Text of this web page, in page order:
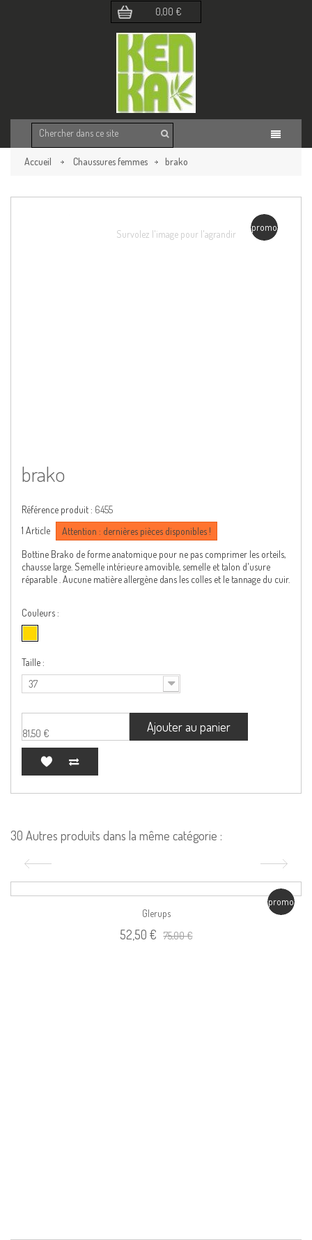
0,00 €
Accueil Chaussures femmes brako
promo
Survolez l'image pour l'agrandir
brako
Référence produit : 6455
1 Article
Attention : dernières pièces disponibles !
Bottine Brako de forme anatomique pour ne pas comprimer les orteils,
chausse large. Semelle intérieure amovible, semelle et talon d'usure
réparable . Aucune matière allergène dans les colles et le tannage du cuir.
Couleurs :
Taille :
37
81,50 € Ajouter au panier
30 Autres produits dans la même catégorie :
promo
Glerups
52,50 € 75,00 €